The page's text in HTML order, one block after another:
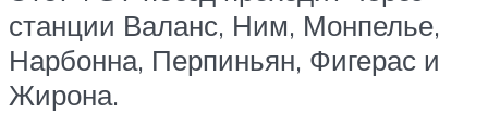
станции Валанс, Ним, Монпелье,
Нарбонна, Перпиньян, Фигерас и
Жирона.